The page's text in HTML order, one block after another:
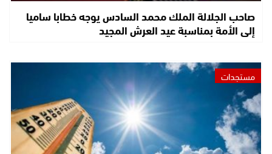
صاحب الجلالة الملك محمد السادس يوجه خطابا ساميا
إلى الأمة بمناسبة عيد العرش المجيد
مستجدات